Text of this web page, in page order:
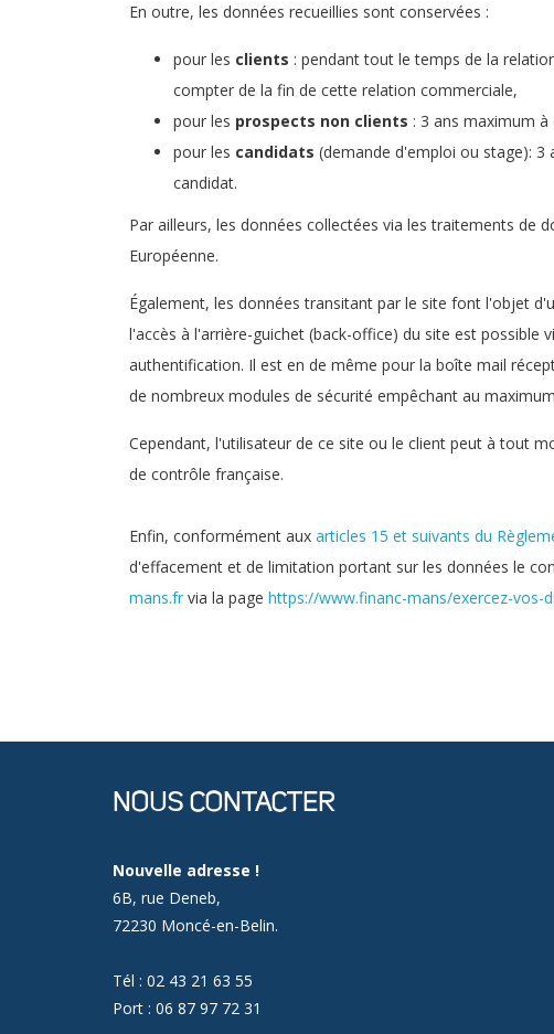
En outre, les données recueillies sont conservées :
pour les clients : pendant tout le temps de la
compter de la fin de cette relation commerciale,
pour les prospects non clients : 3 ans maximum
pour les candidats (demande d'emploi ou stage):
candidat.
Par ailleurs, les données collectées via les traitements
Européenne.
Également, les données transitant par le site font l'objet
l'accès à l'arrière-guichet (back-office) du site est possible
authentification. Il est en de même pour la boîte mail
de nombreux modules de sécurité empêchant au
Cependant, l'utilisateur de ce site ou le client peut à tout
de contrôle française.
Enfin, conformément aux articles 15 et suivants du
d'effacement et de limitation portant sur les données le
mans.fr via la page https://www.financ-mans/exercez-vos-
NOUS CONTACTER
Nouvelle adresse !
6B, rue Deneb,
72230 Moncé-en-Belin.
Tél : 02 43 21 63 55
Port : 06 87 97 72 31